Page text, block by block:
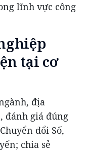
lĩnh vực công
tại cơ
địa
đánh giá đúng
đổi Số,
chia sẻ